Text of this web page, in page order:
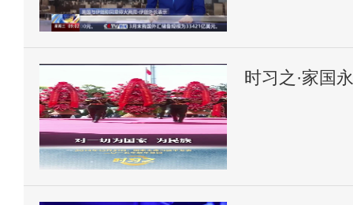
时习之·家国